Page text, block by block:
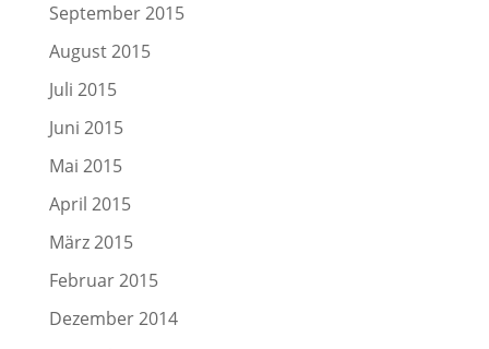
September 2015
August 2015
Juli 2015
Juni 2015
Mai 2015
April 2015
März 2015
Februar 2015
Dezember 2014